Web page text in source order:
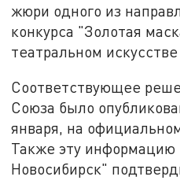
жюри одного из
конкурса "Золотая
театральном
Соответствующее
Союза было
января, на
Также эту информацию
Новосибирск"